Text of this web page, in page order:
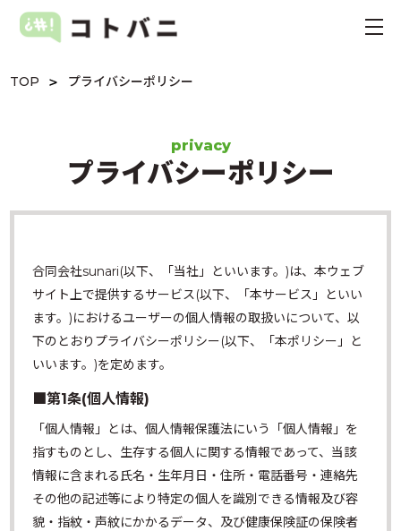
TOP プライバシーポリシー
privacy
プライバシーポリシー
合同会社sunari(以下、「当社」といいます。)は、本ウェブ
サイト上で提供するサービス(以下、「本サービス」といい
ます。)におけるユーザーの個人情報の取扱いについて、以
下のとおりプライバシーポリシー(以下、「本ポリシー」と
いいます。)を定めます。
■第1条(個人情報)
「個人情報」とは、個人情報保護法にいう「個人情報」を
指すものとし、生存する個人に関する情報であって、当該
情報に含まれる氏名・生年月日・住所・電話番号・連絡先
その他の記述等により特定の個人を識別できる情報及び容
貌・指紋・声紋にかかるデータ、及び健康保険証の保険者